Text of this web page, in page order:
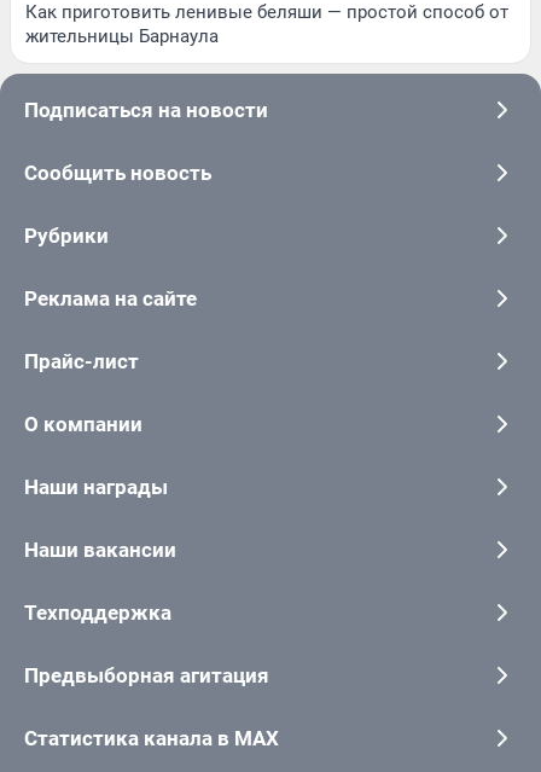
Как приготовить ленивые беляши — простой способ от
жительницы Барнаула
Подписаться на новости
Сообщить новость
Рубрики
Реклама на сайте
Прайс-лист
О компании
Наши награды
Наши вакансии
Техподдержка
Предвыборная агитация
Статистика канала в MAX